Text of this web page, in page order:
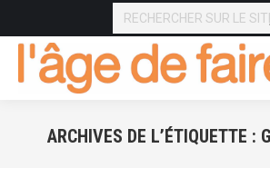
RECHERCHE
ARCHIVES DE L’ÉTIQUETTE :